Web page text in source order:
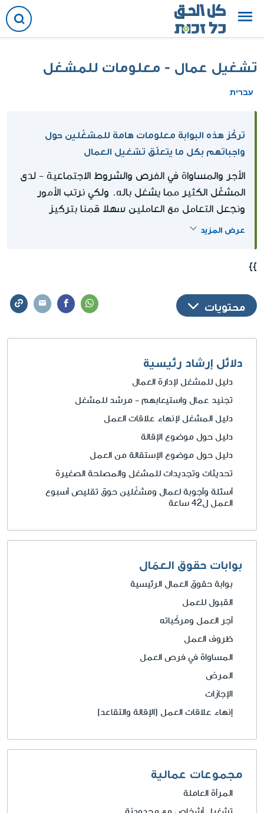
تشغيل عمال - معلومات للمشغل
עברית
تركّز هذه البوابة معلومات هامة للمشغّلين حول
واجباتهم بكل ما يتعلّق تشغيل العمال
الأجر والمساواة في الفرص والشروط الاجتماعية - لدى
المشغّل الكثير مما يشغل باله. ولكي نرتب الأمور
ونجعل التعامل مع العاملين سهلا قمنا بتركيز
الحقوق (والواجبات!) المترتبة على المشغلين تجاه
والاستعانة بها.
عرض المزيد
}}
محتويات
دلائل إرشاد رئيسية
دليل للمشغل لإدارة العمال
تجنيد عمال واستيعابهم - مرشد للمشغل
دليل المشغل لإنهاء علاقات العمل
دليل حول موضوع الإقالة
دليل حول موضوع الإستقالة من العمل
تحديثات وتجديدات للمشغل والمصلحة الصغيرة
أسئلة وأجوبة لعمال ومشغّلين حوق تقليص أسبوع
العمل ل42 ساعة
بوابات حقوق العمّال
بوابة حقوق العمال الرئيسية
القبول للعمل
أجر العمل ومركّباته
ظروف العمل
المساواة في فرص العمل
المرض
الإجازات
إنهاء علاقات العمل (الإقالة والتقاعد)
مجموعات عمالية
المرأة العاملة